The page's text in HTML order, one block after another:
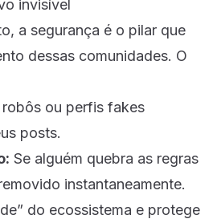
invisível
a segurança é o pilar que
dessas comunidades. O
robôs ou perfis fakes
posts.
Se alguém quebra as regras
instantaneamente.
do ecossistema e protege